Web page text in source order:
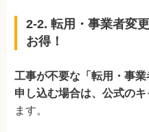
2-2. 転用・事業者変
お得！
工事が不要な「転用・事
申し込む場合は、公式の
ます。